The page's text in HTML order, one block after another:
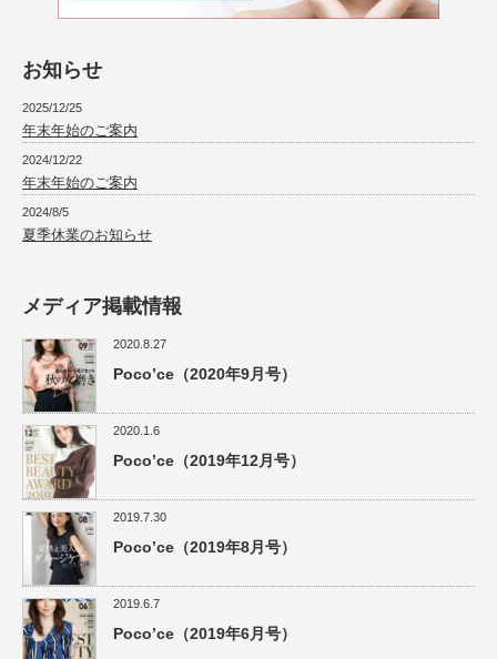
お知らせ
2025/12/25
年末年始のご案内
2024/12/22
年末年始のご案内
2024/8/5
夏季休業のお知らせ
メディア掲載情報
2020.8.27
Poco’ce（2020年9月号）
2020.1.6
Poco’ce（2019年12月号）
2019.7.30
Poco’ce（2019年8月号）
2019.6.7
Poco’ce（2019年6月号）